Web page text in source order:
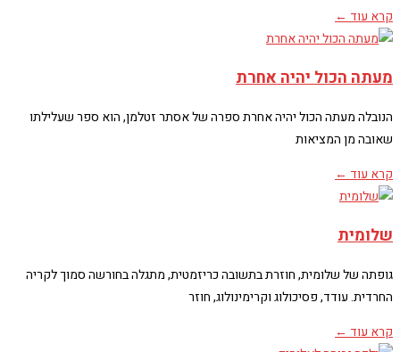
קרא עוד ←
מעתה הכול יהיה אחרת
הנובלה מעתה הכול יהיה אחרת ספרה של אסתר זטלמן, הוא ספר שעלילתו
שאובה מן המציאות
קרא עוד ←
שלומית
גופתה של שלומית, חוזרת בתשובה כריזמטית, מתגלה בחורשה סמוך לקריה
החרדית. עודד, פסיכולוג וקרימינולוג, חוזר
קרא עוד ←